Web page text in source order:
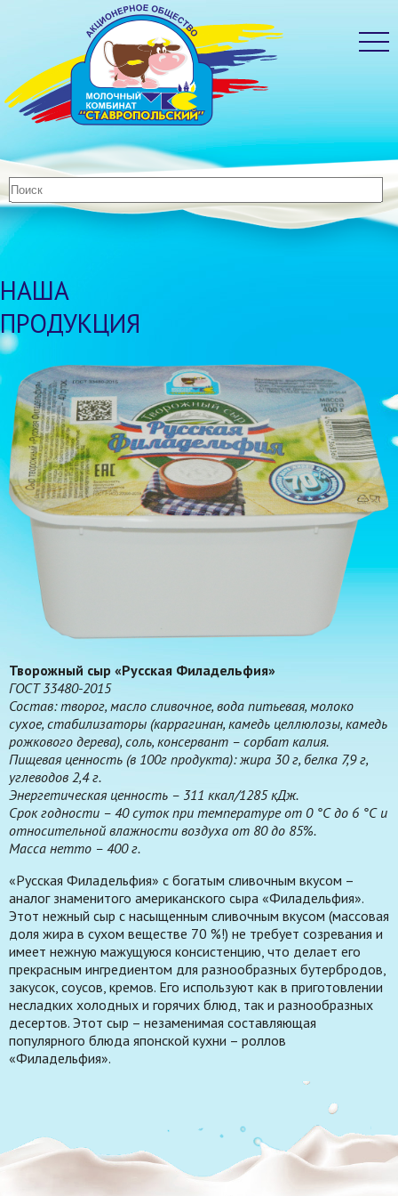
НАША
ПРОДУКЦИЯ
Творожный сыр «Русская Филадельфия»
ГОСТ 33480-2015
Состав: творог, масло сливочное, вода питьевая, молоко
сухое, стабилизаторы (каррагинан, камедь целлюлозы, камедь
рожкового дерева), соль, консервант – сорбат калия.
Пищевая ценность (в 100г продукта): жира 30 г, белка 7,9 г,
углеводов 2,4 г.
Энергетическая ценность – 311 ккал/1285 кДж.
Срок годности – 40 суток при температуре от 0 °С до 6 °С и
относительной влажности воздуха от 80 до 85%.
Масса нетто – 400 г.
«Русская Филадельфия» с богатым сливочным вкусом –
аналог знаменитого американского сыра «Филадельфия».
Этот нежный сыр с насыщенным сливочным вкусом (массовая
доля жира в сухом веществе 70 %!) не требует созревания и
имеет нежную мажущуюся консистенцию, что делает его
прекрасным ингредиентом для разнообразных бутербродов,
закусок, соусов, кремов. Его используют как в приготовлении
несладких холодных и горячих блюд, так и разнообразных
десертов. Этот сыр – незаменимая составляющая
популярного блюда японской кухни – роллов
«Филадельфия».